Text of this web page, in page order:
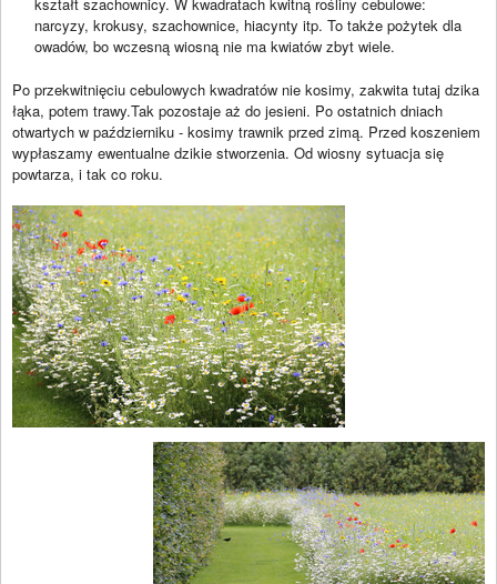
narcyzy, krokusy, szachownice, hiacynty itp. To także pożytek dla
owadów, bo wczesną wiosną nie ma kwiatów zbyt wiele.
Po przekwitnięciu cebulowych kwadratów nie kosimy, zakwita tutaj dzika
łąka, potem trawy.Tak pozostaje aż do jesieni. Po ostatnich dniach
otwartych w październiku - kosimy trawnik przed zimą. Przed koszeniem
wypłaszamy ewentualne dzikie stworzenia. Od wiosny sytuacja się
powtarza, i tak co roku.